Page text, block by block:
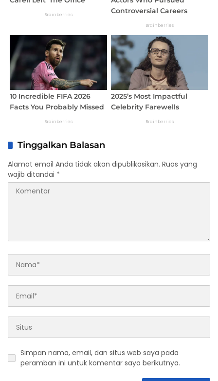
Tinggalkan Balasan
Alamat email Anda tidak akan dipublikasikan. Ruas yang
wajib ditandai *
Simpan nama, email, dan situs web saya pada
peramban ini untuk komentar saya berikutnya.